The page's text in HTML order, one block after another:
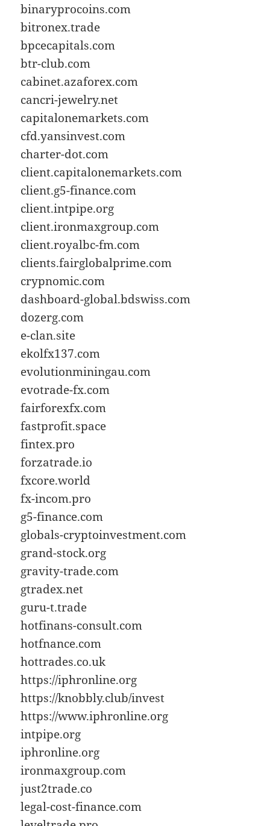
binaryprocoins.com
bitronex.trade
bpcecapitals.com
btr-club.com
cabinet.azaforex.com
cancri-jewelry.net
capitalonemarkets.com
cfd.yansinvest.com
charter-dot.com
client.capitalonemarkets.com
client.g5-finance.com
client.intpipe.org
client.ironmaxgroup.com
client.royalbc-fm.com
clients.fairglobalprime.com
crypnomic.com
dashboard-global.bdswiss.com
dozerg.com
e-clan.site
ekolfx137.com
evolutionminingau.com
evotrade-fx.com
fairforexfx.com
fastprofit.space
fintex.pro
forzatrade.io
fxcore.world
fx-incom.pro
g5-finance.com
globals-cryptoinvestment.com
grand-stock.org
gravity-trade.com
gtradex.net
guru-t.trade
hotfinans-consult.com
hotfnance.com
hottrades.co.uk
https://iphronline.org
https://knobbly.club/invest
https://www.iphronline.org
intpipe.org
iphronline.org
ironmaxgroup.com
just2trade.co
legal-cost-finance.com